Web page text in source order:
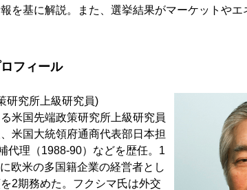
を基に解説。また、選挙結果がマーケットやエ
フィール
研究所上級研究員)
米国先端政策研究所上級研究員
米国大統領府通商代表部日本担
代理（1988-90）などを歴任。1
欧米の多国籍企業の経営者とし
2期務めた。フクシマ氏は外交